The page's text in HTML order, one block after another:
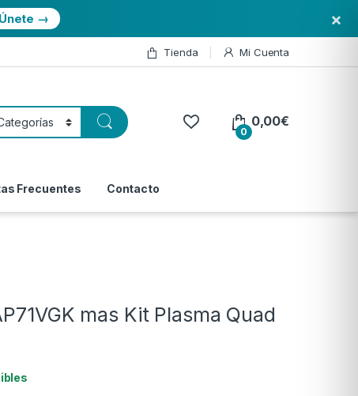
Únete → ×
Tienda Mi Cuenta
0
0,00€
Frecuentes Contacto
mas Kit Plasma Quad